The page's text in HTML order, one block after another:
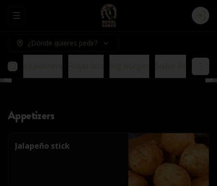
Abrir menu de navegación Login
¿Dónde quieres pedir?
Appetizers
Jalapeño stick